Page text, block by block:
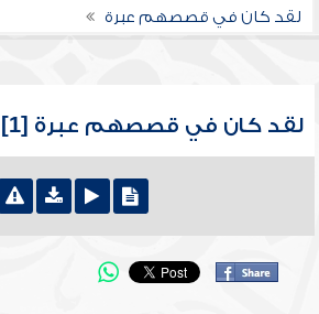
لقد كان في قصصهم عبرة
لقد كان في قصصهم عبرة [1]